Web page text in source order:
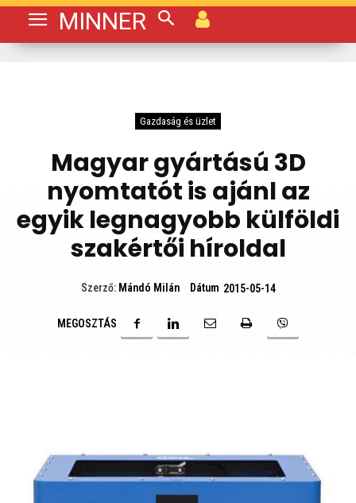
MINNER
Gazdaság és üzlet
Magyar gyártású 3D
nyomtatót is ajánl az
egyik legnagyobb külföldi
szakértői híroldal
Szerző: Mándó Milán Dátum 2015-05-14
MEGOSZTÁS